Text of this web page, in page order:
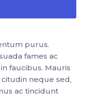
purus.
fames ac
faucibus. Mauris
neque sed,
ac tincidunt